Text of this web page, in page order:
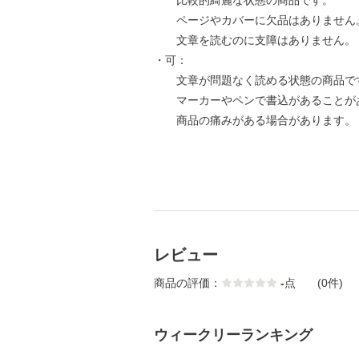
ページやカバーに欠品はありません
文章を読むのに支障はありません。
・可：
文章が問題なく読める状態の商品で
マーカーやペンで書込があることが
商品の痛みがある場合があります。
レビュー
商品の評価： -点 (0件)
ウィークリーランキング